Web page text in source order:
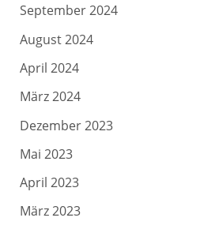
September 2024
August 2024
April 2024
März 2024
Dezember 2023
Mai 2023
April 2023
März 2023